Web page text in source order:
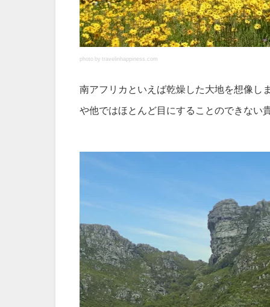
photo by travelinhappiness.com
南アフリカといえば乾燥した大地を想像し
や他ではほとんど目にすることのできない